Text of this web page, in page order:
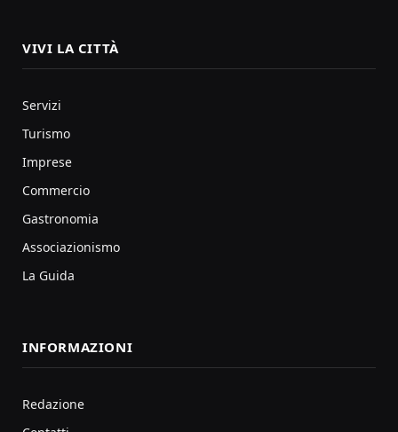
VIVI LA CITTÀ
Servizi
Turismo
Imprese
Commercio
Gastronomia
Associazionismo
La Guida
INFORMAZIONI
Redazione